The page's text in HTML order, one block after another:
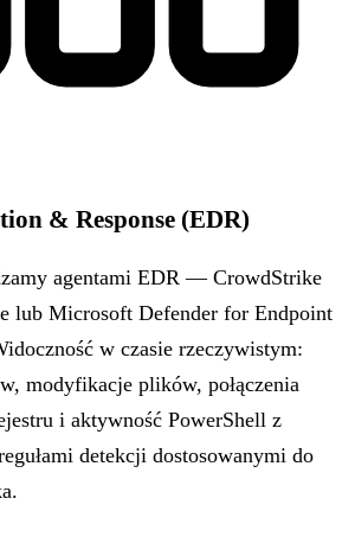
& Response (EDR)
agentami EDR — CrowdStrike
lub Microsoft Defender for Endpoint
w czasie rzeczywistym:
modyfikacje plików, połączenia
i aktywność PowerShell z
detekcji dostosowanymi do